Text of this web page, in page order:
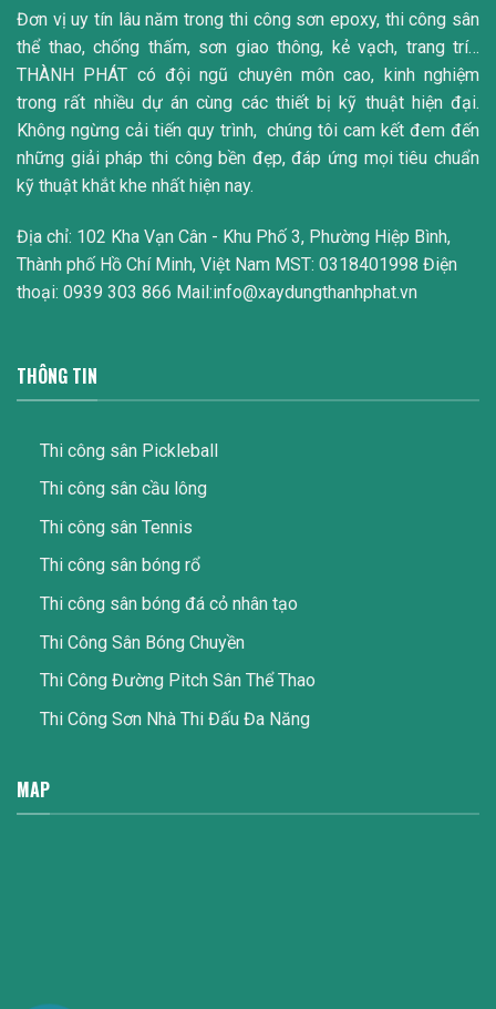
Đơn vị uy tín lâu năm trong thi công sơn epoxy, thi công sân
thể thao, chống thấm, sơn giao thông, kẻ vạch, trang trí…
THÀNH PHÁT có đội ngũ chuyên môn cao, kinh nghiệm
trong rất nhiều dự án cùng các thiết bị kỹ thuật hiện đại.
Không ngừng cải tiến quy trình, chúng tôi cam kết đem đến
những giải pháp thi công bền đẹp, đáp ứng mọi tiêu chuẩn
kỹ thuật khắt khe nhất hiện nay.
Địa chỉ: 102 Kha Vạn Cân - Khu Phố 3, Phường Hiệp Bình,
Thành phố Hồ Chí Minh, Việt Nam MST: 0318401998 Điện
thoại: 0939 303 866 Mail:info@xaydungthanhphat.vn
THÔNG TIN
Thi công sân Pickleball
Thi công sân cầu lông
Thi công sân Tennis
Thi công sân bóng rổ
Thi công sân bóng đá cỏ nhân tạo
Thi Công Sân Bóng Chuyền
Thi Công Đường Pitch Sân Thể Thao
Thi Công Sơn Nhà Thi Đấu Đa Năng
MAP